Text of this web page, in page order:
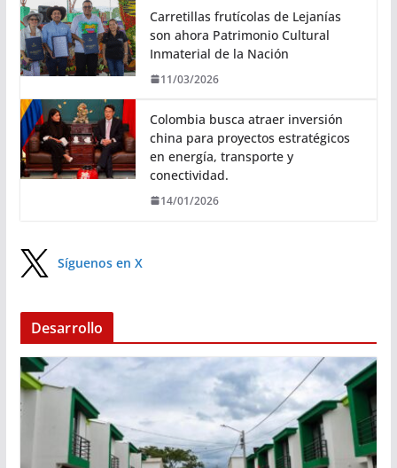
Carretillas frutícolas de Lejanías
son ahora Patrimonio Cultural
Inmaterial de la Nación
11/03/2026
Colombia busca atraer inversión
china para proyectos estratégicos
en energía, transporte y
conectividad.
14/01/2026
Síguenos en X
Desarrollo